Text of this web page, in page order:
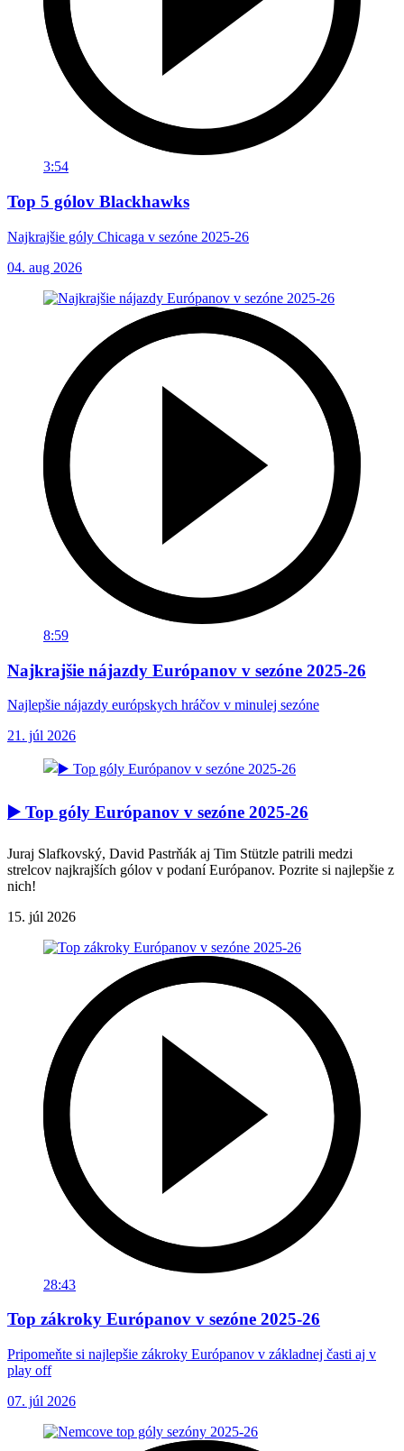
3:54
Top 5 gólov Blackhawks
Najkrajšie góly Chicaga v sezóne 2025-26
04. aug 2026
8:59
Najkrajšie nájazdy Európanov v sezóne 2025-26
Najlepšie nájazdy európskych hráčov v minulej sezóne
21. júl 2026
▶️ Top góly Európanov v sezóne 2025-26
Juraj Slafkovský, David Pastrňák aj Tim Stützle patrili medzi
strelcov najkrajších gólov v podaní Európanov. Pozrite si najlepšie z
nich!
15. júl 2026
28:43
Top zákroky Európanov v sezóne 2025-26
Pripomeňte si najlepšie zákroky Európanov v základnej časti aj v
play off
07. júl 2026